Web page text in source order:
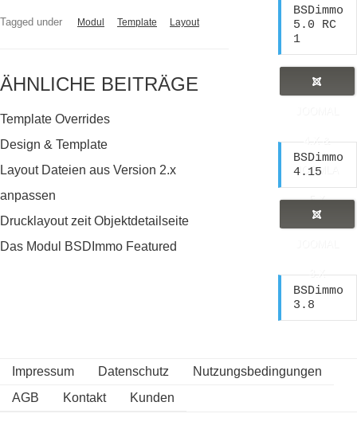
Tagged under Modul Template Layout
ÄHNLICHE BEITRÄGE
Template Overrides
Design & Template
Layout Dateien aus Version 2.x
anpassen
Drucklayout zeit Objektdetailseite
Das Modul BSDImmo Featured
BSDimmo
5.0 RC
1
4.X &
JOOMLA
5.X
BSDimmo
4.15
3.X
BSDimmo
3.8
Impressum Datenschutz
Nutzungsbedingungen
AGB
Kontakt Kunden